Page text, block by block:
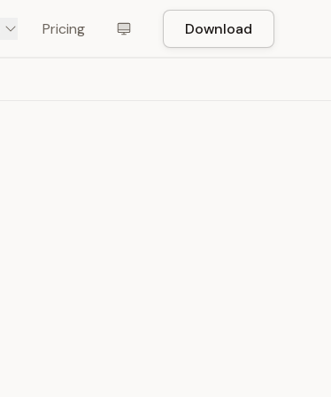
Pricing Download